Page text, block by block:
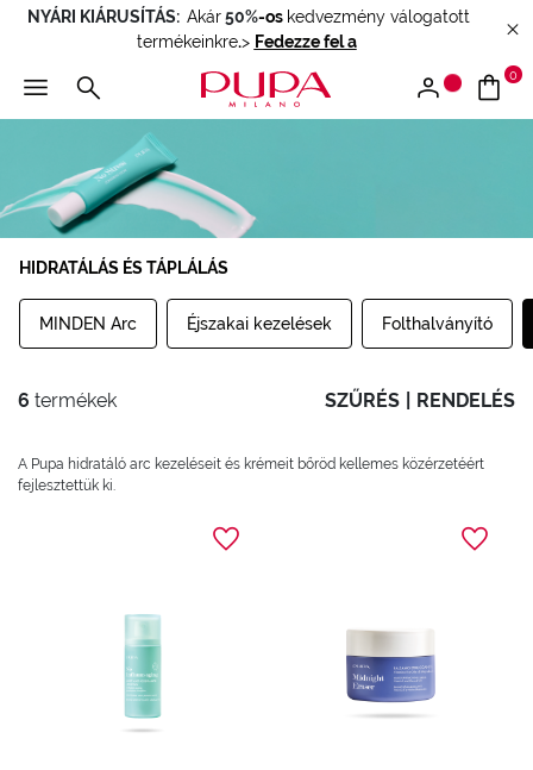
NYÁRI KIÁRUSÍTÁS: Akár 50%-os kedvezmény válogatott
termékeinkre.> Fedezze fel a
0
HIDRATÁLÁS ÉS TÁPLÁLÁS
MINDEN Arc Éjszakai kezelések Folthalványító
6 termékek SZŰRÉS RENDELÉS
A Pupa hidratáló arc kezeléseit és krémeit bőröd kellemes közérzetéért
fejlesztettük ki.